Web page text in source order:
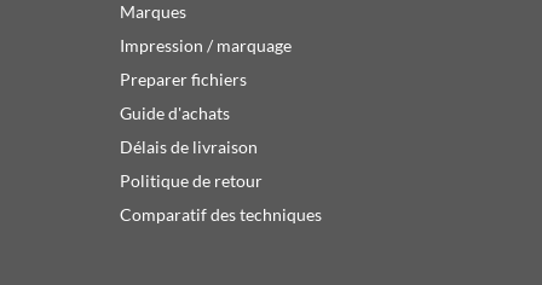
Marques
Impression / marquage
Preparer fichiers
Guide d'achats
Délais de livraison
Politique de retour
Comparatif des techniques